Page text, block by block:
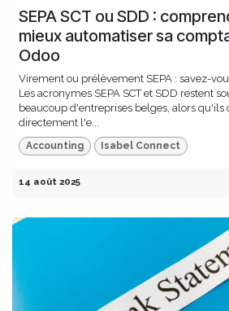
SEPA SCT ou SDD :
mieux automatiser sa
Odoo
Virement ou prélèvement SEPA : savez-
Les acronymes SEPA SCT et SDD restent
beaucoup d'entreprises belges, alors qu'ils
directement l'e...
Accounting Isabel Connect
14 août 2025